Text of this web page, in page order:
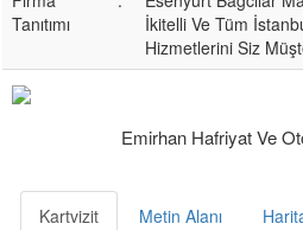
Tanıtımı
İkitelli Ve Tüm
Hizmetlerini Siz
Emirhan Hafriyat Ve
Kartvizit Metin Alanı